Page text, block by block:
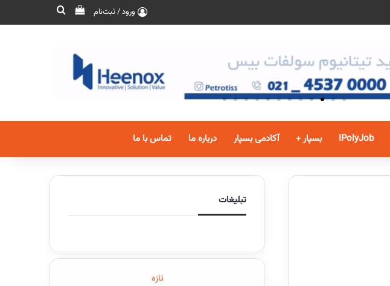
ورود / ثبت‌نام
IPolyJob بسپار + آکادمی بسپار درباره ما تماس با ما
تبلیغات
تازه